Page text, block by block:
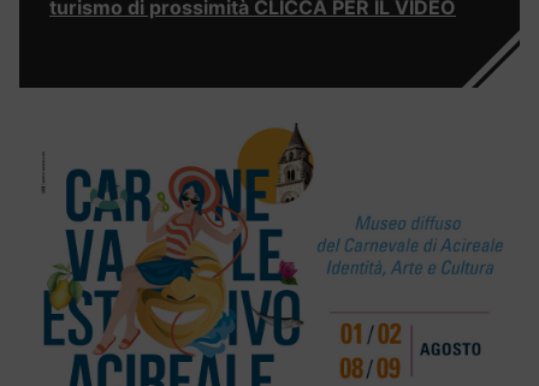
turismo di prossimità CLICCA PER IL VIDEO